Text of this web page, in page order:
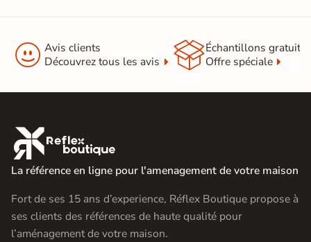
 Avis clients
Découvrez tous les avis
Échantillons gratuit
Offre spéciale

La référence en ligne pour l'amenagement de votre maison
Fort de ses 15 ans d’experience, Réflex Boutique propose à
ses clients des références de haute qualité pour
l’aménagement de votre maison.